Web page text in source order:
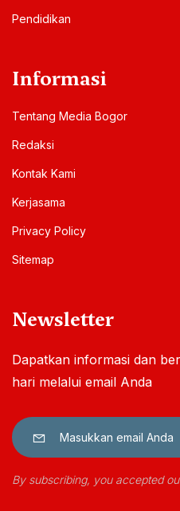
Pendidikan
Informasi
Tentang Media Bogor
Redaksi
Kontak Kami
Kerjasama
Privacy Policy
Sitemap
Newsletter
Dapatkan informasi dan
hari melalui email Anda
By subscribing, you accepted